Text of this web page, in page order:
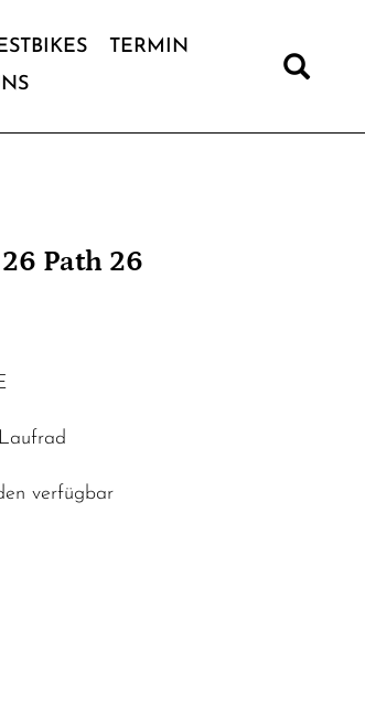
TERMIN
Path 26
verfügbar